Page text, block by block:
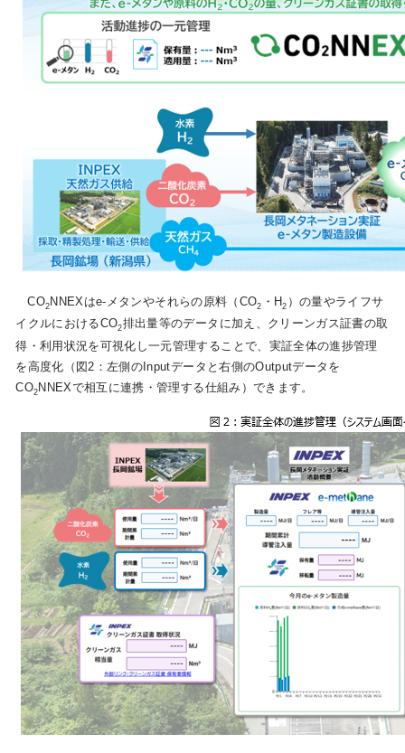
CO2NNEXはe-メタンやそれらの原料（CO2 ・H2 ）の量やライフサ
イクルにおけるCO2排出量等のデータに加え、クリーンガス証書の取
得・利用状況を可視化し一元管理することで、実証全体の進捗管理
を高度化（図2：左側のInputデータと右側のOutputデータを
CO2 NNEXで相互に連携・管理する仕組み）できます。